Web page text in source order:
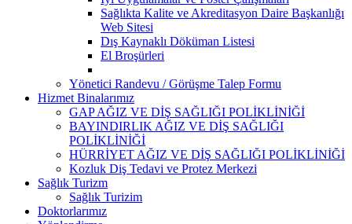
Sağlıkta Kalite ve Akreditasyon Daire Başkanlığı
Web Sitesi
Dış Kaynaklı Döküman Listesi
El Broşürleri
Yönetici Randevu / Görüşme Talep Formu
Hizmet Binalarımız
GAP AĞIZ VE DİŞ SAĞLIĞI POLİKLİNİĞİ
BAYINDIRLIK AĞIZ VE DİŞ SAĞLIĞI
POLİKLİNİĞİ
HÜRRİYET AĞIZ VE DİŞ SAĞLIĞI POLİKLİNİĞİ
Kozluk Diş Tedavi ve Protez Merkezi
Sağlık Turizm
Sağlık Turizim
Doktorlarımız